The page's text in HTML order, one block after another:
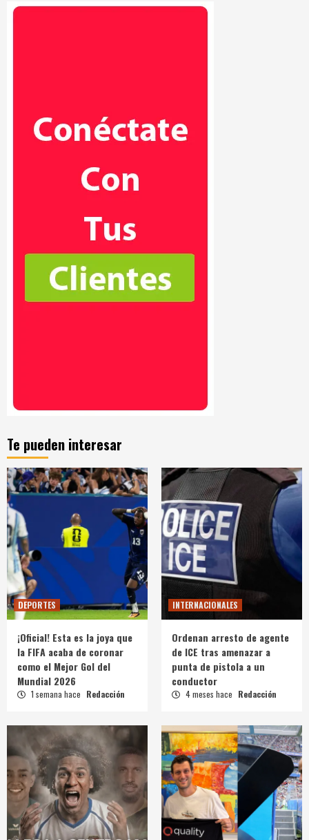
Te pueden interesar
DEPORTES
¡Oficial! Esta es la joya que
la FIFA acaba de coronar
como el Mejor Gol del
Mundial 2026
1 semana hace Redacción
INTERNACIONALES
Ordenan arresto de agente
de ICE tras amenazar a
punta de pistola a un
conductor
4 meses hace Redacción